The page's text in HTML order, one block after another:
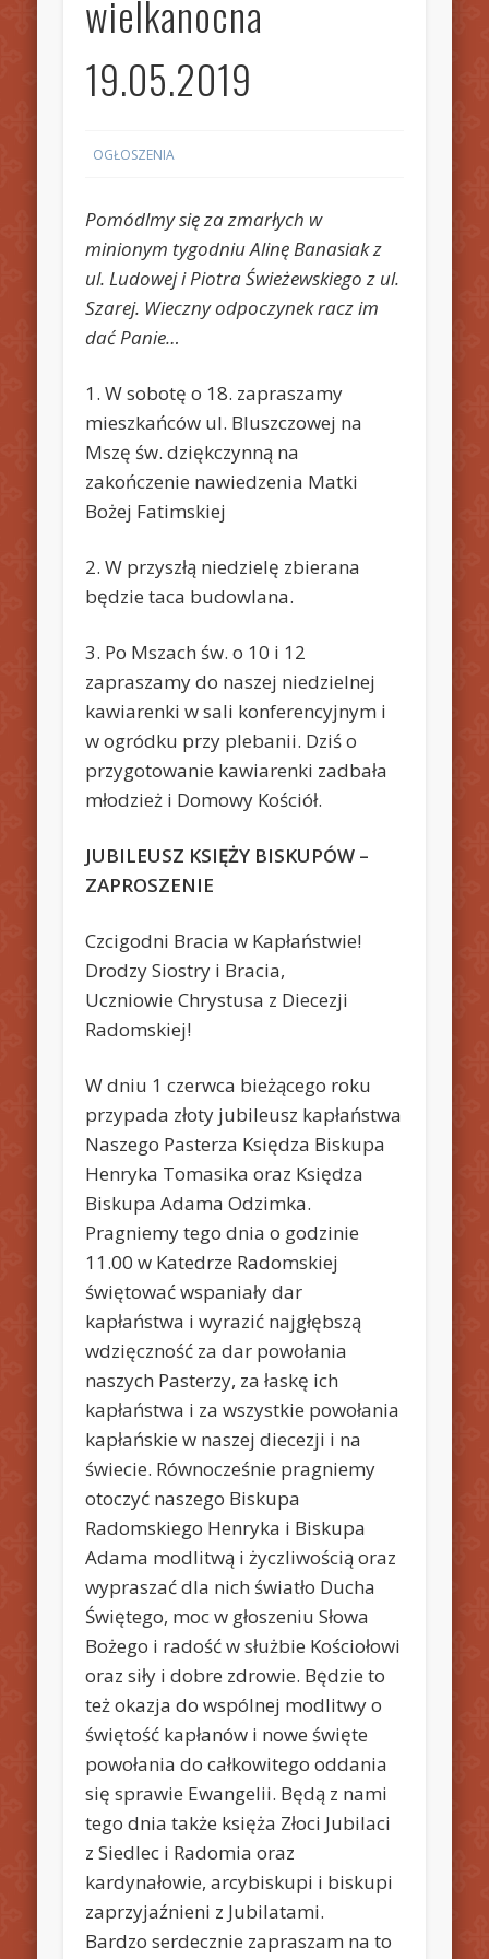
wielkanocna
19.05.2019
OGŁOSZENIA
Pomódlmy się za zmarłych w
minionym tygodniu Alinę Banasiak z
ul. Ludowej i Piotra Świeżewskiego z ul.
Szarej. Wieczny odpoczynek racz im
dać Panie…
1. W sobotę o 18. zapraszamy
mieszkańców ul. Bluszczowej na
Mszę św. dziękczynną na
zakończenie nawiedzenia Matki
Bożej Fatimskiej
2. W przyszłą niedzielę zbierana
będzie taca budowlana.
3. Po Mszach św. o 10 i 12
zapraszamy do naszej niedzielnej
kawiarenki w sali konferencyjnym i
w ogródku przy plebanii. Dziś o
przygotowanie kawiarenki zadbała
młodzież i Domowy Kościół.
JUBILEUSZ KSIĘŻY BISKUPÓW –
ZAPROSZENIE
Czcigodni Bracia w Kapłaństwie!
Drodzy Siostry i Bracia,
Uczniowie Chrystusa z Diecezji
Radomskiej!
W dniu 1 czerwca bieżącego roku
przypada złoty jubileusz kapłaństwa
Naszego Pasterza Księdza Biskupa
Henryka Tomasika oraz Księdza
Biskupa Adama Odzimka.
Pragniemy tego dnia o godzinie
11.00 w Katedrze Radomskiej
świętować wspaniały dar
kapłaństwa i wyrazić najgłębszą
wdzięczność za dar powołania
naszych Pasterzy, za łaskę ich
kapłaństwa i za wszystkie powołania
kapłańskie w naszej diecezji i na
świecie. Równocześnie pragniemy
otoczyć naszego Biskupa
Radomskiego Henryka i Biskupa
Adama modlitwą i życzliwością oraz
wypraszać dla nich światło Ducha
Świętego, moc w głoszeniu Słowa
Bożego i radość w służbie Kościołowi
oraz siły i dobre zdrowie. Będzie to
też okazja do wspólnej modlitwy o
świętość kapłanów i nowe święte
powołania do całkowitego oddania
się sprawie Ewangelii. Będą z nami
tego dnia także księża Złoci Jubilaci
z Siedlec i Radomia oraz
kardynałowie, arcybiskupi i biskupi
zaprzyjaźnieni z Jubilatami.
Bardzo serdecznie zapraszam na to